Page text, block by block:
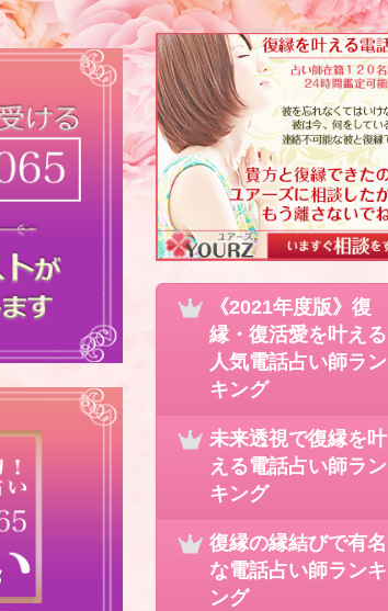
《2021年度版》復
縁・復活愛を叶える
人気電話占い師ラン
キング
未来透視で復縁を叶
える電話占い師ラン
キング
復縁の縁結びで有名
な電話占い師ランキ
ング